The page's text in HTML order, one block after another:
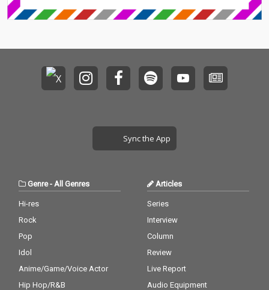
Sync the App
Genre- All Genres
Hi-res
Rock
Pop
Idol
Anime/Game/Voice Actor
Hip Hop/R&B
Articles
Series
Interview
Column
Review
Live Report
Audio Equipment